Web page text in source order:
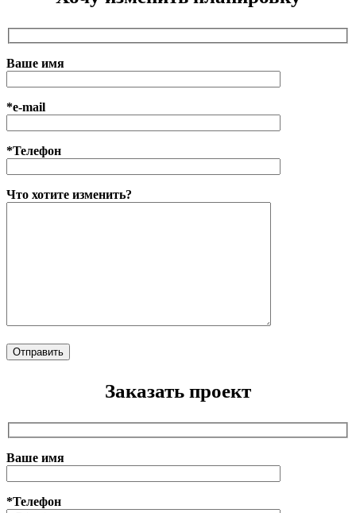
Ваше имя
*e-mail
*Телефон
Что хотите изменить?
Заказать проект
Ваше имя
*Телефон